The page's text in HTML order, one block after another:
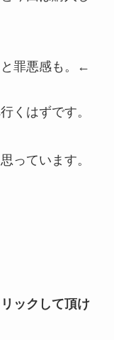
罪悪感も。←
くはずです。
っています。
ックして頂け